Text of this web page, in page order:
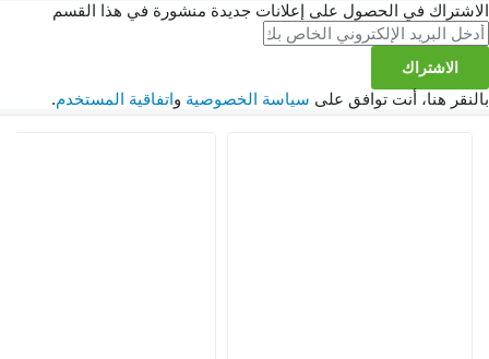
الاشتراك في الحصول على إعلانات جديدة منشورة في هذا القسم
الاشتراك
بالنقر هنا، أنت توافق على سياسة الخصوصية واتفاقية المستخدم.